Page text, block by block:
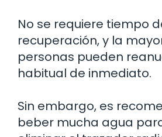
No se requiere tiempo
recuperación, y la
personas pueden
habitual de inmediato.
Sin embargo, es
beber mucha agua